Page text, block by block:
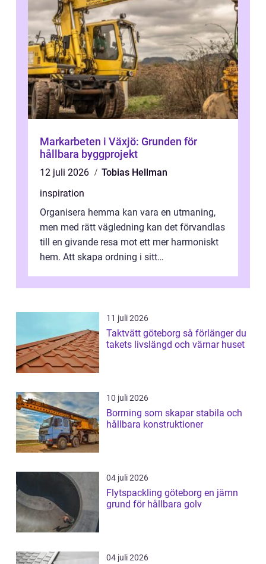
Markarbeten i Växjö: Grunden för
hållbara byggprojekt
12 juli 2026
Tobias Hellman
inspiration
Organisera hemma kan vara en utmaning,
men med rätt vägledning kan det förvandlas
till en givande resa mot ett mer harmoniskt
hem. Att skapa ordning i sitt
11 juli 2026
Taktvätt göteborg så förlänger du
takets livslängd och värnar huset
10 juli 2026
Borrning som skapar stabila och
hållbara konstruktioner
04 juli 2026
Flytspackling göteborg en jämn
grund för hållbara golv
04 juli 2026